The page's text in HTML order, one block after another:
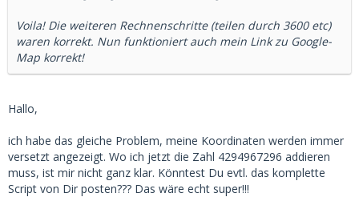
Voila! Die weiteren Rechnenschritte (teilen durch 3600 etc)
waren korrekt. Nun funktioniert auch mein Link zu Google-
Map korrekt!
Hallo,
ich habe das gleiche Problem, meine Koordinaten werden immer
versetzt angezeigt. Wo ich jetzt die Zahl 4294967296 addieren
muss, ist mir nicht ganz klar. Könntest Du evtl. das komplette
Script von Dir posten??? Das wäre echt super!!!